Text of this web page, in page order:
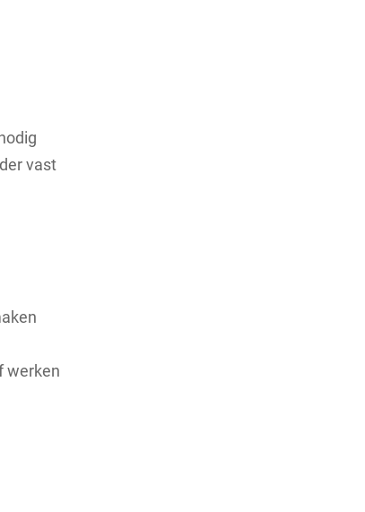
vast
werken